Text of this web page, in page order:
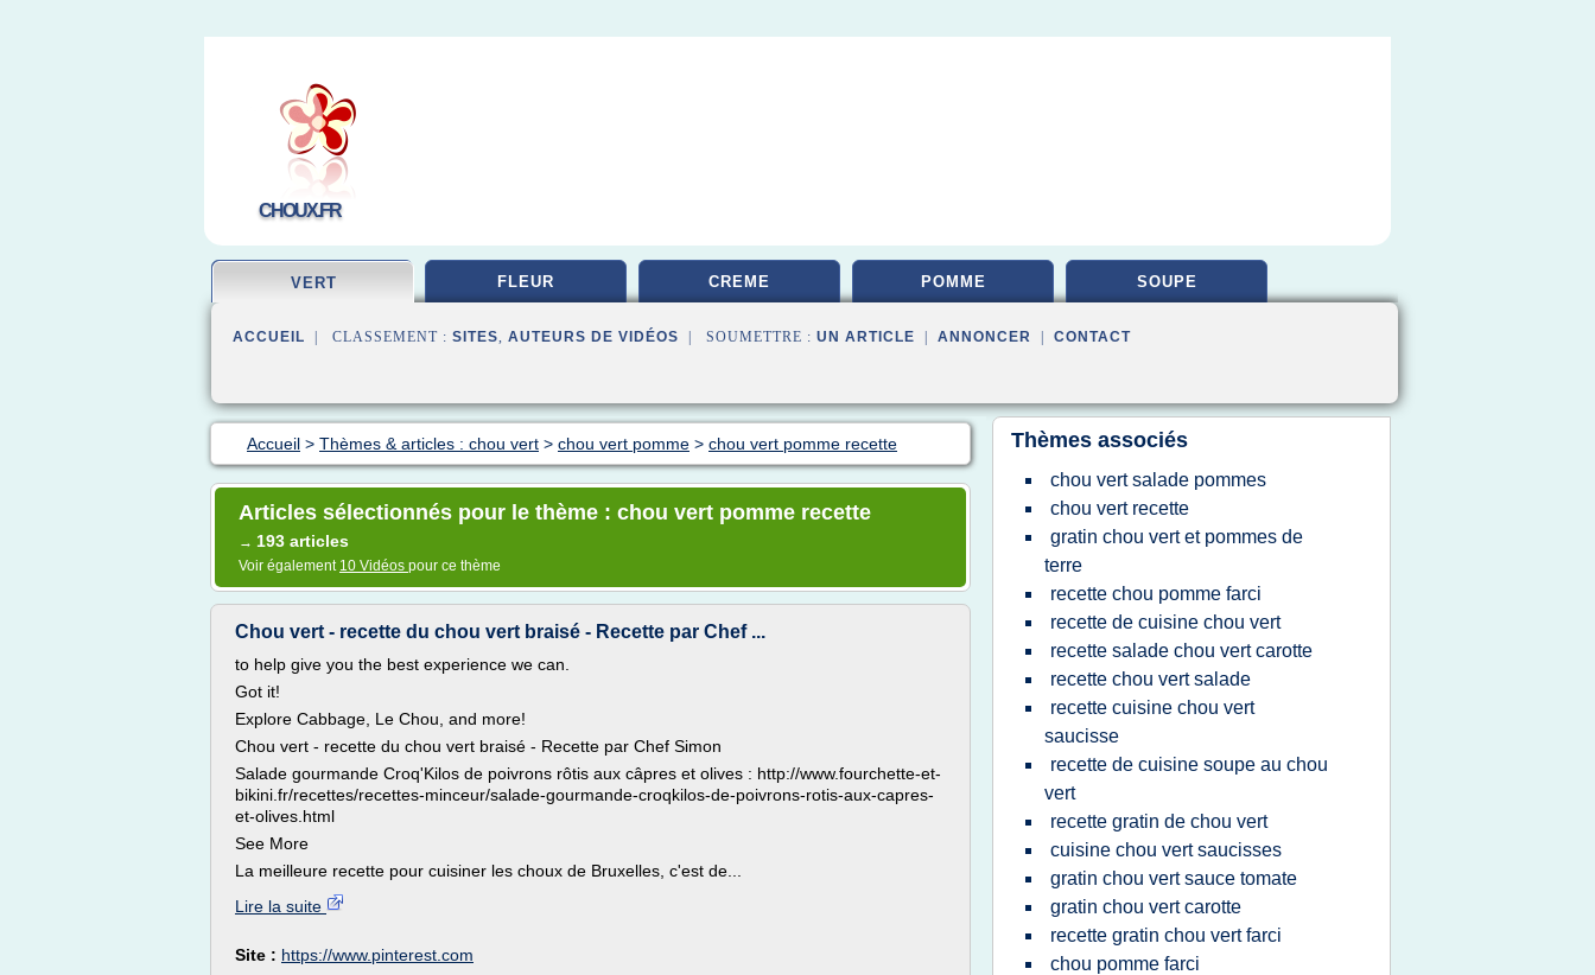
CHOUX.FR
VERT FLEUR CREME POMME SOUPE
ACCUEIL | CLASSEMENT : SITES, AUTEURS DE VIDÉOS | SOUMETTRE : UN ARTICLE ANNONCER CONTACT
Accueil > Thèmes & articles : chou vert > chou vert pomme > chou vert pomme recette
Articles sélectionnés pour le thème : chou vert pomme recette
→ 193 articles
Voir également 10 Vidéos pour ce thème
Chou vert - recette du chou vert braisé - Recette par Chef ...
to help give you the best experience we can.
Got it!
Explore Cabbage, Le Chou, and more!
Chou vert - recette du chou vert braisé - Recette par Chef Simon
Salade gourmande Croq'Kilos de poivrons rôtis aux câpres et olives : http://www.fourchette-et-
bikini.fr/recettes/recettes-minceur/salade-gourmande-croqkilos-de-poivrons-rotis-aux-capres-
et-olives.html
See More
La meilleure recette pour cuisiner les choux de Bruxelles, c'est de...
Lire la suite
Site : https://www.pinterest.com
Thèmes associés
chou vert salade pommes
chou vert recette
gratin chou vert et pommes de
terre
recette chou pomme farci
recette de cuisine chou vert
recette salade chou vert carotte
recette chou vert salade
recette cuisine chou vert
saucisse
recette de cuisine soupe au chou
vert
recette gratin de chou vert
cuisine chou vert saucisses
gratin chou vert sauce tomate
gratin chou vert carotte
recette gratin chou vert farci
chou pomme farci